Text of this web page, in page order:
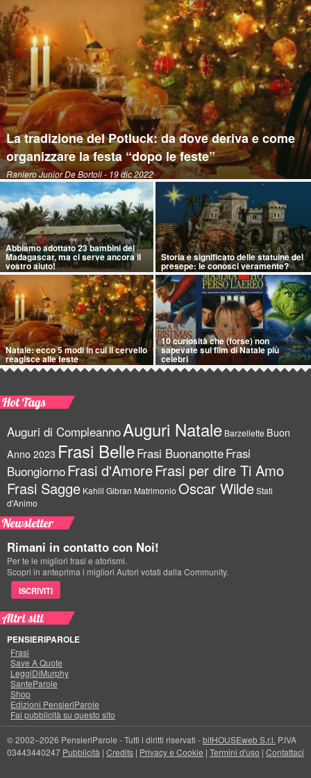
La tradizione del Potluck: da dove deriva e come
organizzare la festa “dopo le feste”
Raniero Junior De Bortoli- 19 dic 2022
Abbiamo adottato 23 bambini del
Madagascar, ma ci serve ancora il
vostro aiuto!
Storia e significato delle statuine del
presepe: le conosci veramente?
Natale: ecco 5 modi in cui il cervello
reagisce alle feste
10 curiosità che (forse) non
sapevate sui film di Natale più
celebri
Hot Tags
Auguri di CompleannoAuguri Natale Barzellette Buon
Anno 2023 Frasi BelleFrasi BuonanotteFrasi
BuongiornoFrasi d'AmoreFrasi per dire Ti Amo
Frasi Sagge Kahlil Gibran Matrimonio Oscar WildeStati
d'Animo
Newsletter
Rimani in contatto con Noi!
Per te le migliori frasi e aforismi.
Scopri in anteprima i migliori Autori votati dalla Community.
ISCRIVITI
Altri siti
PENSIERIPAROLE
Frasi
Save A Quote
LeggiDiMurphy
SanteParole
Shop
Edizioni PensieriParole
Fai pubblicità su questo sito
© 2002–2026 PensieriParole - Tutti i diritti riservati -bitHOUSEweb S.r.l. P.IVA
03443440247 Pubblicità | Credits | Privacy e Cookie | Termini d'uso | Contattaci